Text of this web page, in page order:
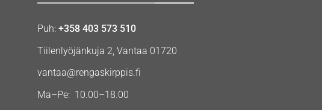
Puh: +358 403 573 510
Tiilenlyöjänkuja 2, Vantaa 01720
vantaa@rengaskirppis.fi
Ma–Pe: 10.00–18.00